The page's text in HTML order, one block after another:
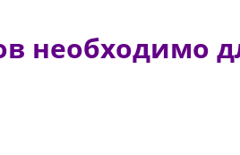
необходимо